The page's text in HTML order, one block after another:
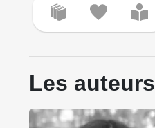
Les auteurs